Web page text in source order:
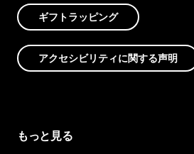
ギフトラッピング
アクセシビリティに関する声明
もっと見る